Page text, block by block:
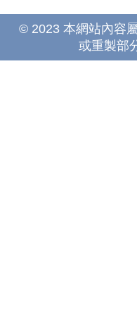
© 2023 本網站內容
或重製部